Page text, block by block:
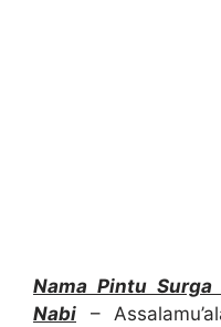
Nama Pintu Surga
Nabi –